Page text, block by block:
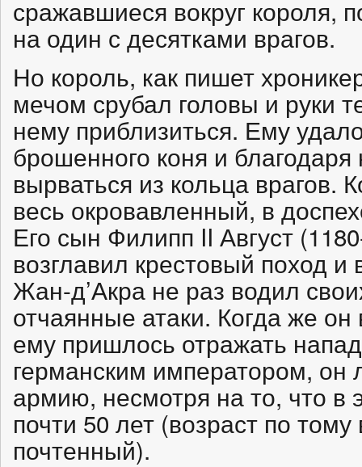
сражавшиеся вокруг короля,
на один с десятками врагов.
Но король, как пишет
мечом срубал головы и руки
нему приблизиться. Ему
брошенного коня и
вырваться из кольца врагов.
весь окровавленный, в
Его сын Филипп II Август
возглавил крестовый поход
Жан-д’Акра не раз водил
отчаянные атаки. Когда же
ему пришлось отражать
германским императором, он
армию, несмотря на то, что в
почти 50 лет (возраст по
почтенный).